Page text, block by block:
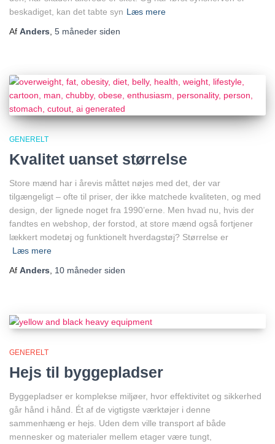
beskadiget, kan det tabte syn Læs mere
Af Anders, 5 måneder siden
GENERELT
Kvalitet uanset størrelse
Store mænd har i årevis måttet nøjes med det, der var
tilgængeligt – ofte til priser, der ikke matchede kvaliteten, og med
design, der lignede noget fra 1990’erne. Men hvad nu, hvis der
fandtes en webshop, der forstod, at store mænd også fortjener
lækkert modetøj og funktionelt hverdagstøj? Størrelse er
Læs mere
Af Anders, 10 måneder siden
GENERELT
Hejs til byggepladser
Byggepladser er komplekse miljøer, hvor effektivitet og sikkerhed
går hånd i hånd. Ét af de vigtigste værktøjer i denne
sammenhæng er hejs. Uden dem ville transport af både
mennesker og materialer mellem etager være tungt,